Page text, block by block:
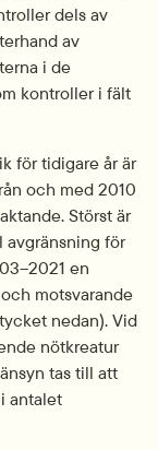
dels av
av
i de
kontroller i fält
för tidigare år är
och med 2010
Störst är
avgränsning för
en
motsvarande
nedan). Vid
nötkreatur
tas till att
antalet